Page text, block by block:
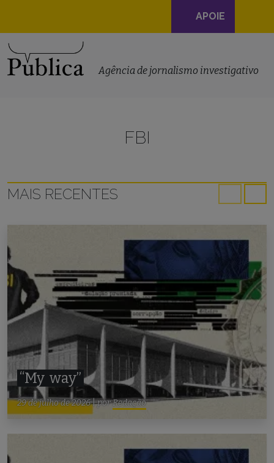
Navegação
principal
APOIE
Agência de jornalismo investigativo
FBI
MAIS RECENTES
“My way”
29 de julho de 2026|porRedação